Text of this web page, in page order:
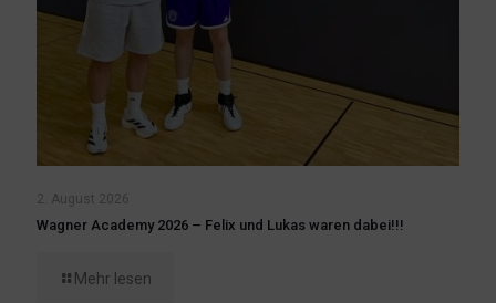
2. August 2026
Wagner Academy 2026 – Felix und Lukas waren dabei!!!
Mehr lesen